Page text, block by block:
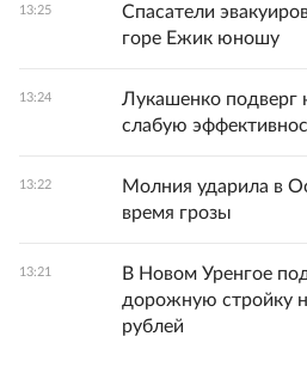
13:25
Спасатели
горе Ежик юношу
13:24
Лукашенко подверг
слабую
13:22
Молния ударила в
время грозы
13:21
В Новом Уренгое
дорожную стройку
рублей